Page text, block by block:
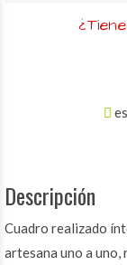
Descripción
Cuadro realizado
artesana uno a